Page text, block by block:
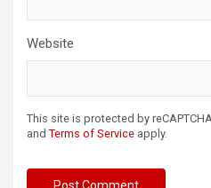
Website
This site is protected by
and Terms of Service apply.